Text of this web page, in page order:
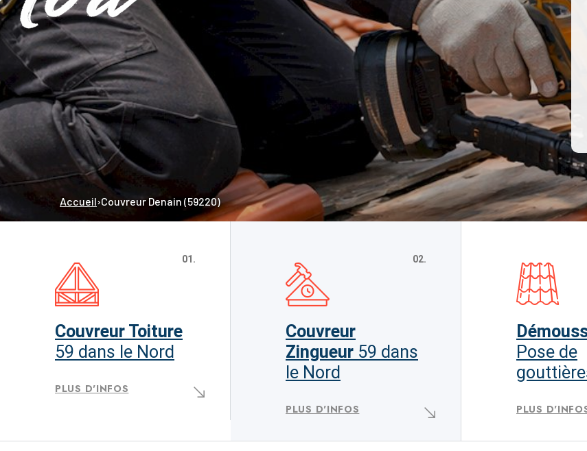
Accueil›Couvreur Denain (59220)
01.
Couvreur Toiture
59 dans le Nord
PLUS D'INFOS
02.
Couvreur
Zingueur 59 dans
le Nord
PLUS D'INFOS
Pose de
PLUS